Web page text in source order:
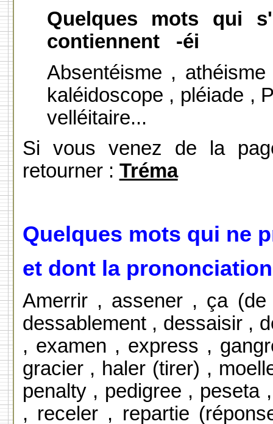
Quelques mots qui
contiennent -éi
Absentéisme ,
kaléidoscope , pléiade ,
velléitaire...
Si vous venez de la
retourner : Tréma
Quelques mots qui ne
et dont la
Amerrir , assener , ça
dessablement , dessaisir ,
, examen , express ,
gracier , haler (tirer) ,
penalty , pedigree , peseta
, receler , repartie